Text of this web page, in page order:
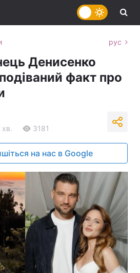
рус
Денисенко
факт про
хв. 3181
на нас в Google